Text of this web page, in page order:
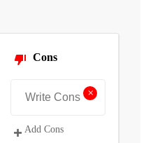
Cons
+
Add Cons